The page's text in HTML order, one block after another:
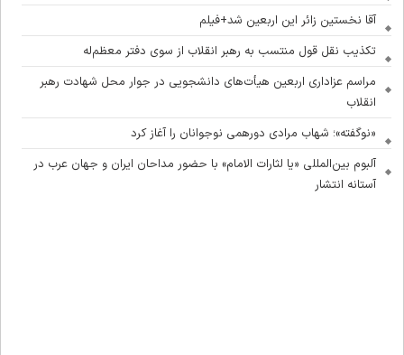
آقا نخستین زائر این اربعین شد+فیلم
تکذیب نقل قول منتسب به رهبر انقلاب از سوی دفتر معظم‌له
مراسم عزاداری اربعین هیأت‌های دانشجویی در جوار محل شهادت رهبر
انقلاب
«نوگفته»؛ شهاب مرادی دورهمی نوجوانان را آغاز کرد
آلبوم بین‌المللی «یا لثارات الامام» با حضور مداحان ایران و جهان عرب در
آستانه انتشار